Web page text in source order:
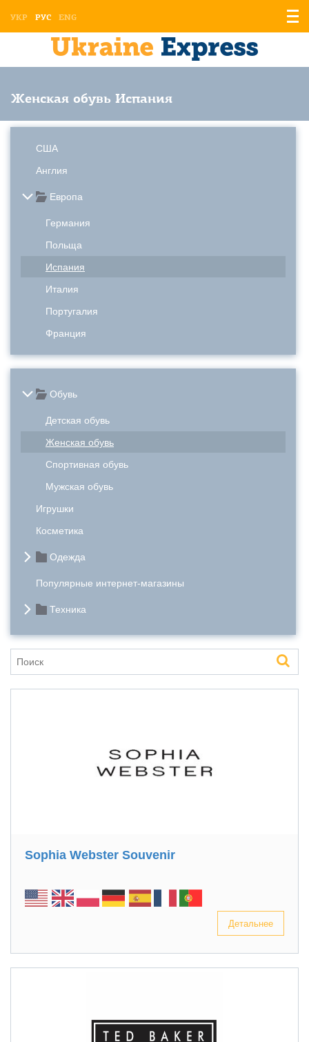
УКР РУС ENG
Женская обувь Испания
США
Англия
Европа
Германия
Польща
Испания
Италия
Португалия
Франция
Обувь
Детская обувь
Женская обувь
Спортивная обувь
Мужская обувь
Игрушки
Косметика
Одежда
Популярные интернет-магазины
Техника
Sophia Webster Souvenir
Детальнее